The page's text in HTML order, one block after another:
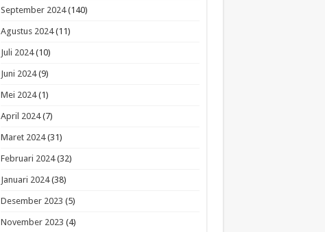
September 2024(140)
Agustus 2024(11)
Juli 2024(10)
Juni 2024(9)
Mei 2024(1)
April 2024(7)
Maret 2024(31)
Februari 2024(32)
Januari 2024(38)
Desember 2023 (5)
November 2023 (4)